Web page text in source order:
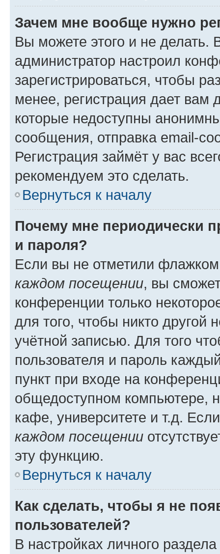
Зачем мне вообще нужно
Вы можете этого и не делать.
администратор настроил
зарегистрироваться, чтобы
менее, регистрация дает вам
которые недоступны
сообщения, отправка email-
Регистрация займёт у вас
рекомендуем это сделать.
Вернуться к началу
Почему мне периодически
и пароля?
Если вы не отметили
каждом посещении, вы
конференции только
для того, чтобы никто другой
учётной записью. Для того
пользователя и пароль
пункт при входе на
общедоступном компьютере,
кафе, университете и т.д.
каждом посещении
эту функцию.
Вернуться к началу
Как сделать, чтобы я не
пользователей?
В настройках личного